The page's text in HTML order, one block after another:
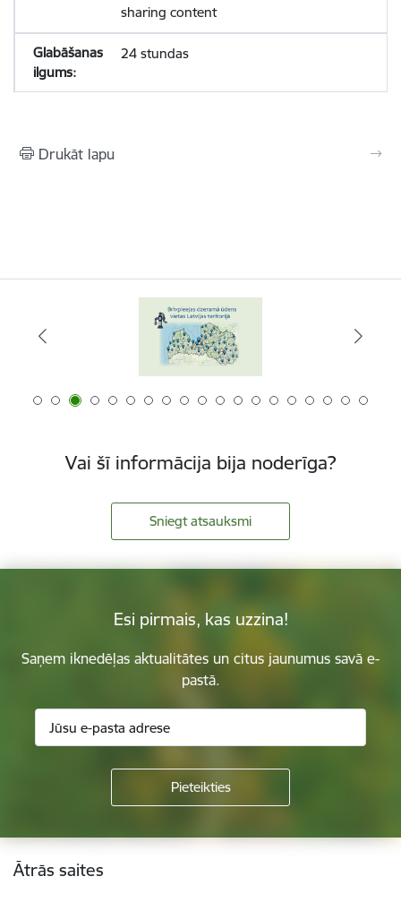
sharing content
24 stundas
Drukāt lapu
Vai šī informācija bija noderīga?
Sniegt atsauksmi
Esi pirmais, kas uzzina!
Saņem iknedēļas aktualitātes un citus jaunumus savā e-
pastā.
Kājene
Ātrās saites